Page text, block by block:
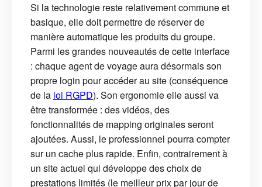
Si la technologie reste relativement commune et
basique, elle doit permettre de réserver de
manière automatique les produits du groupe.
Parmi les grandes nouveautés de cette interface
: chaque agent de voyage aura désormais son
propre login pour accéder au site (conséquence
de la loi RGPD). Son ergonomie elle aussi va
être transformée : des vidéos, des
fonctionnalités de mapping originales seront
ajoutées. Aussi, le professionnel pourra compter
sur un cache plus rapide. Enfin, contrairement à
un site actuel qui développe des choix de
prestations limités (le meilleur prix par jour de